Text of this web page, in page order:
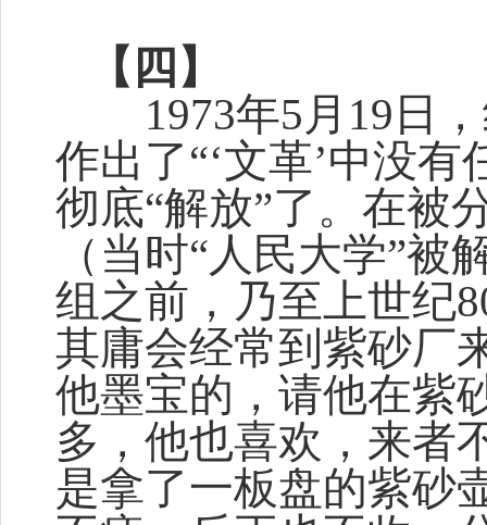
【四】
1973年5月19日，
作出了“‘文革’中没
彻底“解放”了。在被
（当时“人民大学”
组之前，乃至上世纪
其庸会经常到紫砂厂
他墨宝的，请他在紫
多，他也喜欢，来者
是拿了一板盘的紫砂